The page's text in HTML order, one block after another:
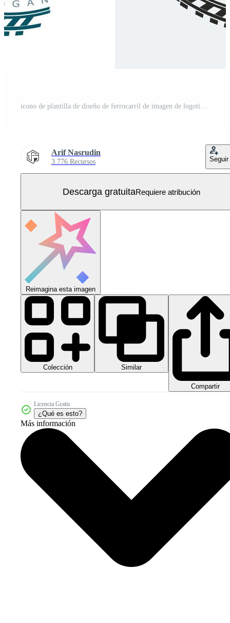
icono de plantilla de diseño de ferrocarril de imagen de logotipo de vía férrea Vector Gratis
Arif Nasrudin
3.776 Recursos Seguir
Descarga gratuitaRequiere atribución
Reimagina esta imagen
Colección Similar
Compartir
Licencia Gratis
¿Qué es esto?
Más información